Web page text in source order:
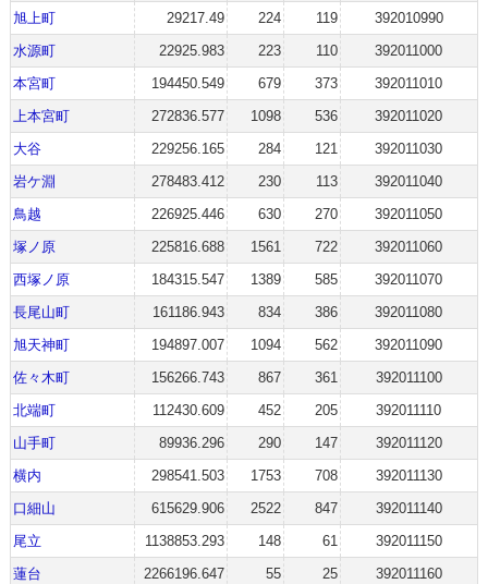
旭上町
29217.49 224 119
392010990
水源町
22925.983 223 110
392011000
本宮町
194450.549 679 373
392011010
上本宮町
272836.577 1098 536
392011020
大谷
229256.165 284 121
392011030
岩ケ淵
278483.412 230 113
392011040
鳥越
226925.446 630 270
392011050
塚ノ原
225816.688 1561 722
392011060
西塚ノ原
184315.547 1389 585
392011070
長尾山町
161186.943 834 386
392011080
旭天神町
194897.007 1094 562
392011090
佐々木町
156266.743 867 361
392011100
北端町
112430.609 452 205
392011110
山手町
89936.296 290 147
392011120
横内
298541.503 1753 708
392011130
口細山
615629.906 2522 847
392011140
尾立
1138853.293 148 61
392011150
蓮台
2266196.647 55 25
392011160